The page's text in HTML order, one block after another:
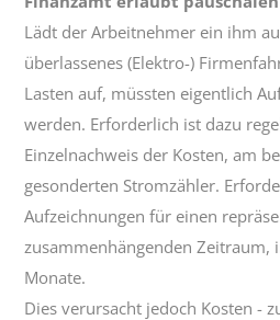
Lädt der Arbeitnehmer ein ihm
überlassenes (Elektro-)
Lasten auf, müssten eigentlich
werden. Erforderlich ist dazu
Einzelnachweis der Kosten, am
gesonderten Stromzähler.
Aufzeichnungen für einen
zusammenhängenden Zeitraum,
Monate.
Dies verursacht jedoch Kosten -